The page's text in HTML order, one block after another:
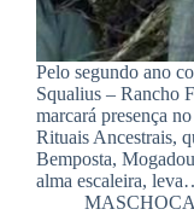
Pelo segundo ano
Squalius – Rancho
marcará presença
Rituais Ancestrais,
Bemposta,
alma escaleira,